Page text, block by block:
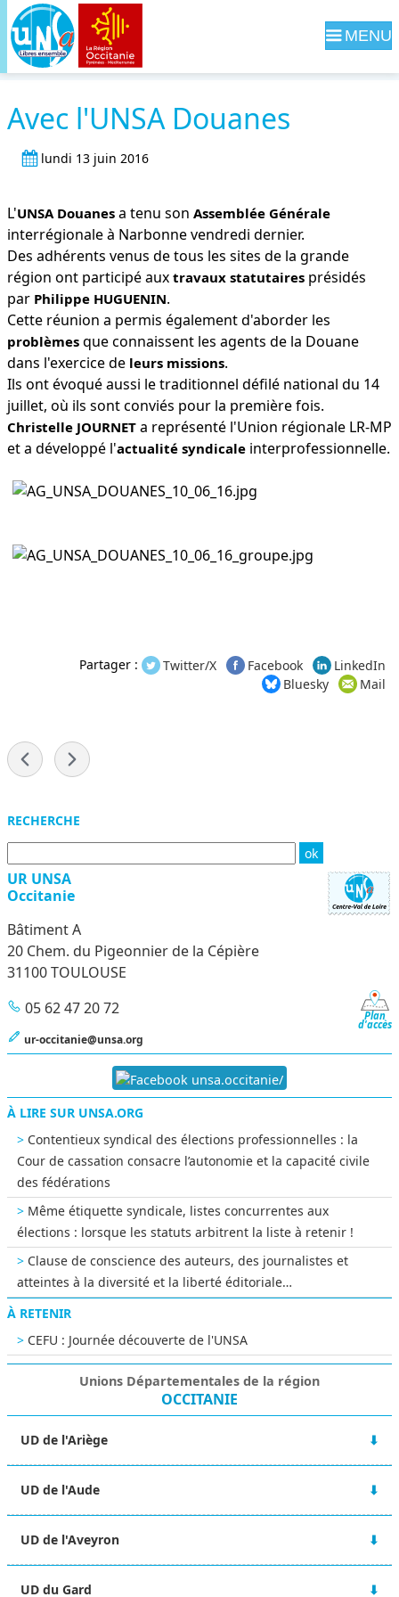
Avec l'UNSA Douanes
lundi 13 juin 2016
L'UNSA Douanes a tenu son Assemblée Générale
interrégionale à Narbonne vendredi dernier.
Des adhérents venus de tous les sites de la grande
région ont participé aux travaux statutaires présidés
par Philippe HUGUENIN.
Cette réunion a permis également d'aborder les
problèmes que connaissent les agents de la Douane
dans l'exercice de leurs missions.
Ils ont évoqué aussi le traditionnel défilé national du 14
juillet, où ils sont conviés pour la première fois.
Christelle JOURNET a représenté l'Union régionale LR-MP
et a développé l'actualité syndicale interprofessionnelle.
Partager : Twitter/X Facebook
LinkedIn
Bluesky
Mail
Menu
RECHERCHE
UR UNSA
Occitanie
Bâtiment A
20 Chem. du Pigeonnier de la Cépière
31100 TOULOUSE
Plan
d'accès
05 62 47 20 72
ur-occitanie@unsa.org
unsa.occitanie/
À LIRE SUR UNSA.ORG
Contentieux syndical des élections professionnelles : la
Cour de cassation consacre l’autonomie et la capacité civile
des fédérations
Même étiquette syndicale, listes concurrentes aux
élections : lorsque les statuts arbitrent la liste à retenir !
Clause de conscience des auteurs, des journalistes et
atteintes à la diversité et la liberté éditoriale…
À RETENIR
CEFU : Journée découverte de l'UNSA
Unions Départementales de la région
OCCITANIE
UD de l'Ariège
09000 FOIX
05 61 65 45 50
ud-09@unsa.org
UD de l'Aude
11000 CARCASSONNE
04 68 25 68 85
ud-11@unsa.org
UD de l'Aveyron
UD du Gard